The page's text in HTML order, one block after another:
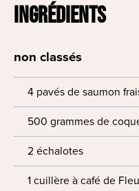
INGRÉDIENTS
non classés
4 pavés de saumon
500 grammes de
2 échalotes
1 cuillère à café de